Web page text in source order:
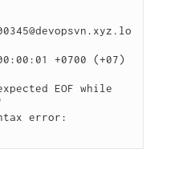
+0700 (+07)
EOF while
error: